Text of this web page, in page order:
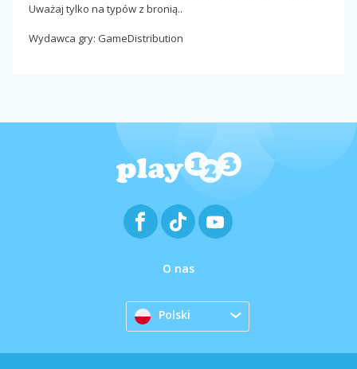
Uważaj tylko na typów z bronią..
Wydawca gry: GameDistribution
O nas
Polski